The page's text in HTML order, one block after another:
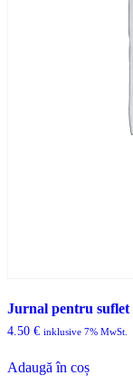
Jurnal pentru suflet
4.50 € inklusive 7% MwSt.
Adaugă în coș